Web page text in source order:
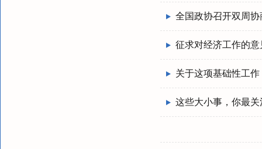
全国政协召开双周
征求对经济工作的
关于这项基础性工
这些大小事，你最